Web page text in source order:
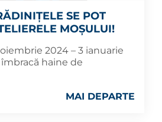
SE POT
MOȘULUI!
2024 – 3 ianuarie
haine de
MAI DEPARTE